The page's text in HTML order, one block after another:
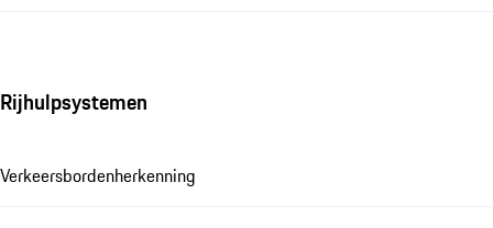
Rijhulpsystemen
Verkeersbordenherkenning